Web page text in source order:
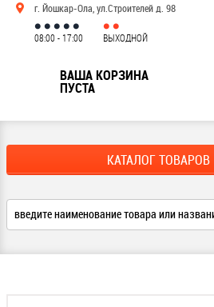
г. Йошкар-Ола, ул.Строителей д. 98
08:00 - 17:00 ВЫХОДНОЙ
ВАША КОРЗИНА
ПУСТА
КАТАЛОГ ТОВАРОВ